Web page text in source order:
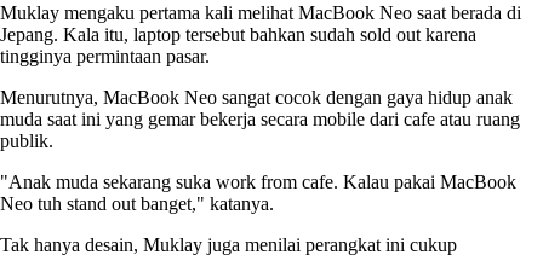
Muklay mengaku pertama kali melihat MacBook Neo saat berada di
Jepang. Kala itu, laptop tersebut bahkan sudah sold out karena
tingginya permintaan pasar.
Menurutnya, MacBook Neo sangat cocok dengan gaya hidup anak
muda saat ini yang gemar bekerja secara mobile dari cafe atau ruang
publik.
"Anak muda sekarang suka work from cafe. Kalau pakai MacBook
Neo tuh stand out banget," katanya.
Tak hanya desain, Muklay juga menilai perangkat ini cukup